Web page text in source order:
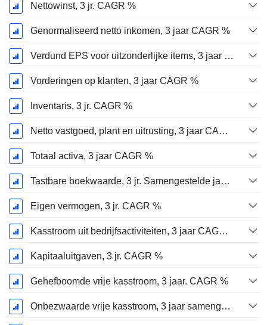
Nettowinst, 3 jr. CAGR %
Genormaliseerd netto inkomen, 3 jaar CAGR %
Verdund EPS voor uitzonderlijke items, 3 jaar CAGR %
Vorderingen op klanten, 3 jaar CAGR %
Inventaris, 3 jr. CAGR %
Netto vastgoed, plant en uitrusting, 3 jaar CAGR %
Totaal activa, 3 jaar CAGR %
Tastbare boekwaarde, 3 jr. Samengestelde jaarlijkse groeipercentage %
Eigen vermogen, 3 jr. CAGR %
Kasstroom uit bedrijfsactiviteiten, 3 jaar CAGR %
Kapitaaluitgaven, 3 jr. CAGR %
Gehefboomde vrije kasstroom, 3 jaar. CAGR %
Onbezwaarde vrije kasstroom, 3 jaar samengestelde jaarlijkse groeivoet %